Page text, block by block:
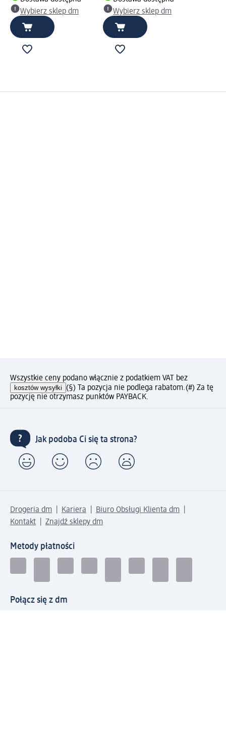
Wybierz sklep dm
Wybierz sklep dm
Wszystkie ceny podano włącznie z podatkiem VAT bez
kosztów wysyłki (§) Ta pozycja nie podlega rabatom.(#) Za tę
pozycję nie otrzymasz punktów PAYBACK.
Jak podoba Ci się ta strona?
Drogeria dm Kariera
Biuro Obsługi Klienta dm
Kontakt
Znajdź sklepy dm
Metody płatności
Połącz się z dm